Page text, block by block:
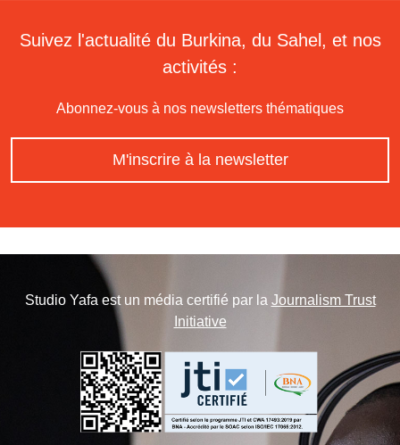
Suivez l'actualité du Burkina, du Sahel, et nos
activités :
Abonnez-vous à nos newsletters thématiques
M'inscrire à la newsletter
Studio Yafa est un média certifié par la Journalism Trust
Initiative